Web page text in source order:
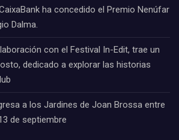
ha concedido el Premio Nenúfar
Dalma.
con el Festival In-Edit, trae un
dedicado a explorar las historias
a los Jardines de Joan Brossa entre
de septiembre